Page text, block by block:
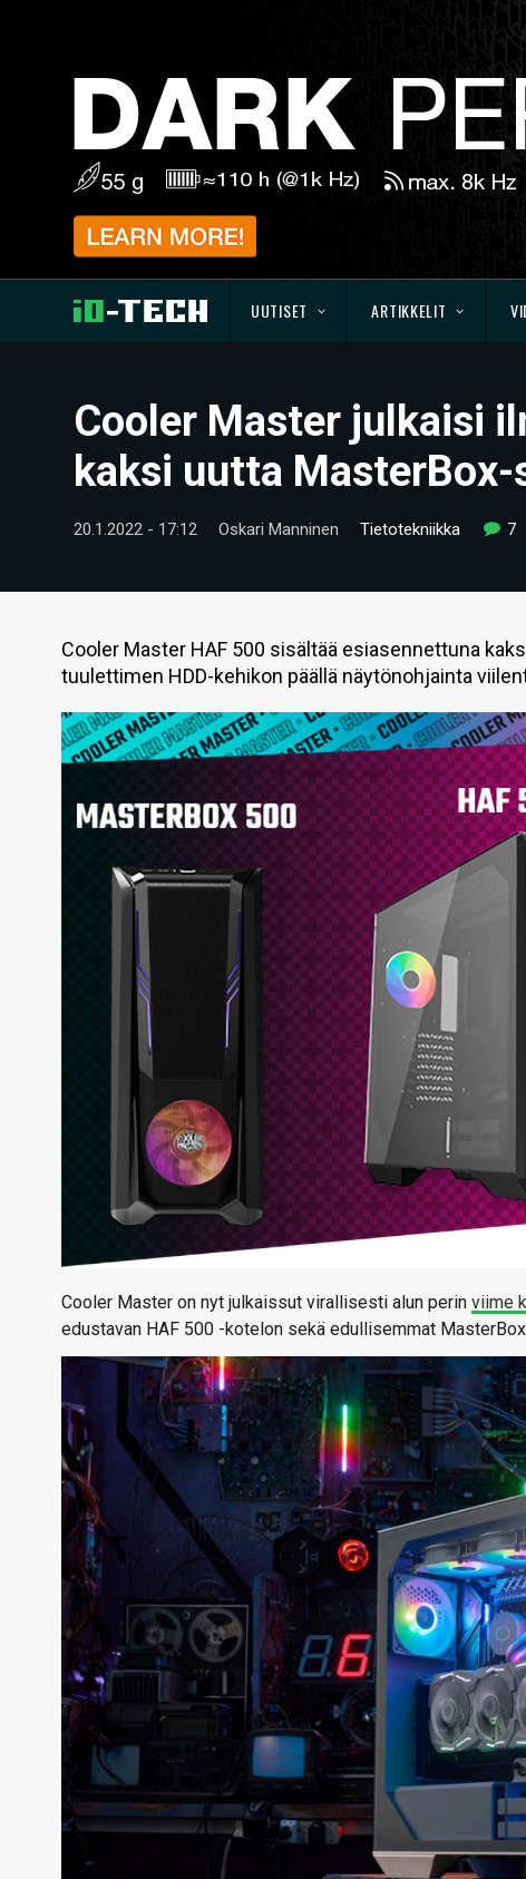
UUTISET ARTIKKELIT
Cooler Master julkaisi
kaksi uutta
20.1.2022 - 17:12 Oskari Manninen Tietotekniikka 7
Cooler Master HAF 500 sisältää esiasennettuna
tuulettimen HDD-kehikon päällä näytönohjainta
Cooler Master on nyt julkaissut virallisesti alun perin viime
edustavan HAF 500 -kotelon sekä edullisemmat